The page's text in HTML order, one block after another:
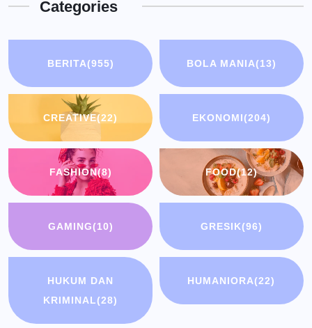
Categories
BERITA(955) BOLA MANIA(13)
CREATIVE(22) EKONOMI(204)
FASHION(8) FOOD(12)
GAMING(10) GRESIK(96)
HUKUM DAN
KRIMINAL(28)
HUMANIORA(22)